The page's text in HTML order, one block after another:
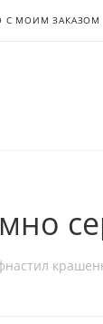
С МОИМ ЗАКАЗОМ